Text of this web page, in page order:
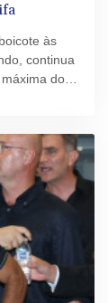
às
continua
do